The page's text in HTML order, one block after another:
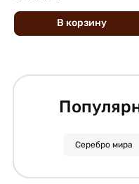
В корзину
Серебро мира